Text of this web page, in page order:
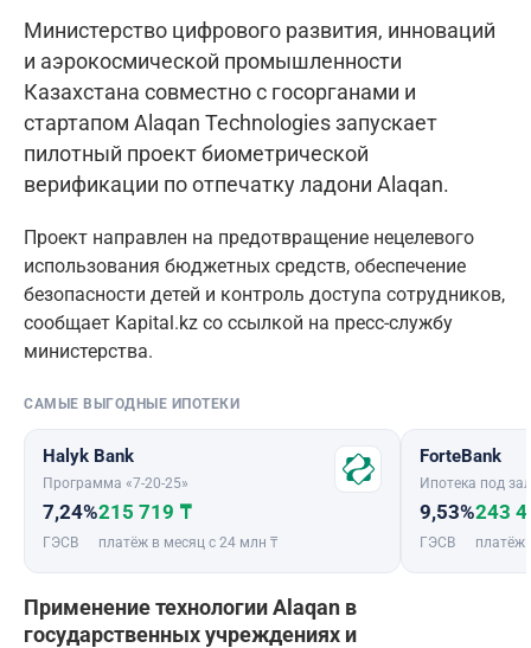
Министерство цифрового развития, инноваций
и аэрокосмической промышленности
Казахстана совместно с госорганами и
стартапом Alaqan Technologies запускает
пилотный проект биометрической
верификации по отпечатку ладони Alaqan.
Проект направлен на предотвращение нецелевого
использования бюджетных средств, обеспечение
безопасности детей и контроль доступа сотрудников,
сообщает Kapital.kz со ссылкой на пресс-службу
министерства.
САМЫЕ ВЫГОДНЫЕ ИПОТЕКИ
Halyk Bank
Программа «7-20-25»
7,24%
ГЭСВ
215 719 ₸
платёж в месяц с 24 млн ₸
ForteBank
Ипотека под
9,53%
ГЭСВ
243
платёж
Применение технологии Alaqan в
государственных учреждениях и